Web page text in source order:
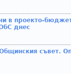
в проекто-
днес
съвет.